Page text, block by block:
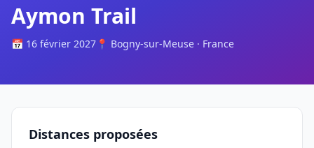
Aymon Trail
📅 16 février 2027 📍 Bogny-sur-Meuse · France
Distances proposées